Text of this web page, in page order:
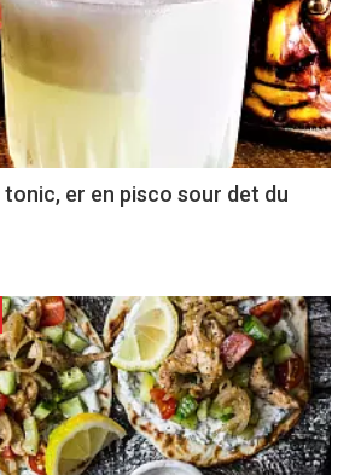
tonic, er en pisco sour det du